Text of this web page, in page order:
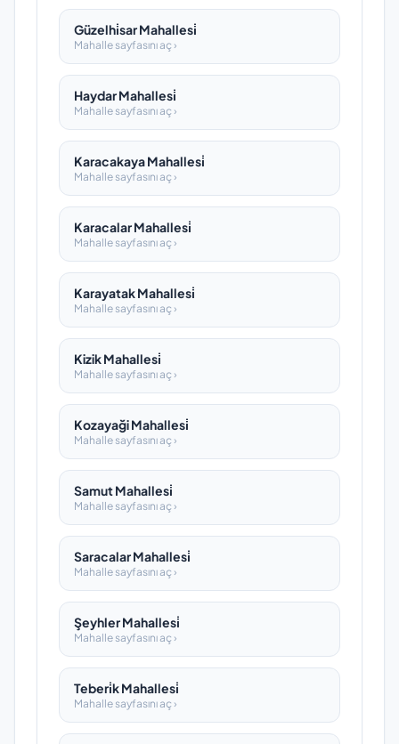
Güzelhi̇sar Mahallesi̇
Mahalle sayfasını aç ›
Haydar Mahallesi̇
Mahalle sayfasını aç ›
Karacakaya Mahallesi̇
Mahalle sayfasını aç ›
Karacalar Mahallesi̇
Mahalle sayfasını aç ›
Karayatak Mahallesi̇
Mahalle sayfasını aç ›
Kizik Mahallesi̇
Mahalle sayfasını aç ›
Kozayaği Mahallesi̇
Mahalle sayfasını aç ›
Samut Mahallesi̇
Mahalle sayfasını aç ›
Saracalar Mahallesi̇
Mahalle sayfasını aç ›
Şeyhler Mahallesi̇
Mahalle sayfasını aç ›
Teberi̇k Mahallesi̇
Mahalle sayfasını aç ›